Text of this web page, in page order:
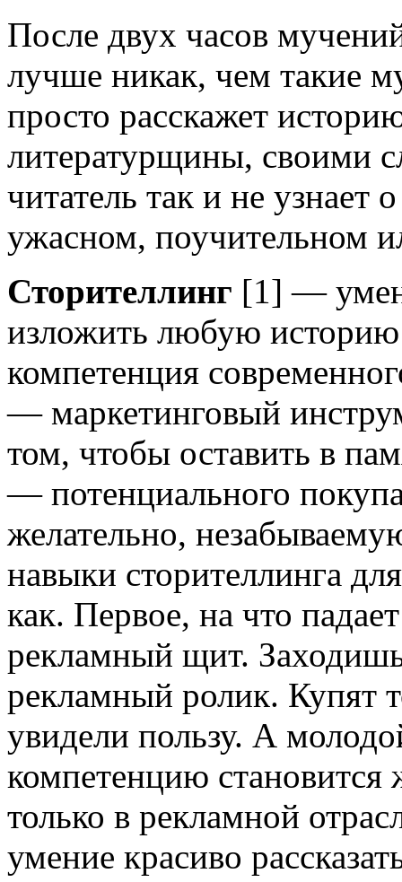
После двух часов
лучше никак, чем такие
просто расскажет
литературщины, своими
читатель так и не узнает
ужасном, поучительном
Сторителлинг [1] —
изложить любую
компетенция
— маркетинговый
том, чтобы оставить в
— потенциального
желательно,
навыки сторителлинга
как. Первое, на что
рекламный щит.
рекламный ролик. Купят
увидели пользу. А
компетенцию
только в рекламной
умение красиво